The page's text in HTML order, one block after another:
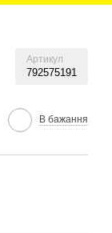
Артикул
792575191
В бажання